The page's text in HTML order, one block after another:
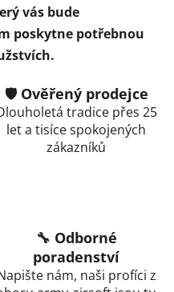
vás bude
poskytne potřebnou
🛡️ Ověřený prodejce
tradice přes 25
let a tisíce spokojených
zákazníků
🔧 Odborné
poradenství
nám, naši profíci z